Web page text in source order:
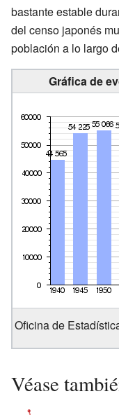
bastante estable
del censo japonés
población a lo largo
Gráfica de
Oficina de
Véase